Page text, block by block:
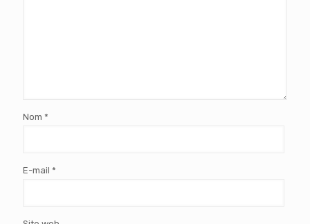
Nom *
E-mail *